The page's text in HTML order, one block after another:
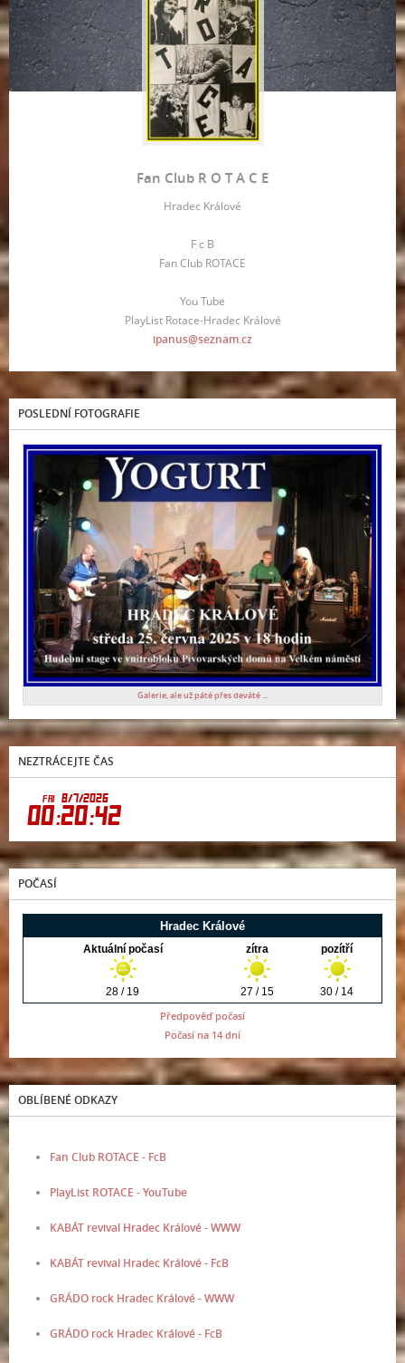
Fan Club R O T A C E
Hradec Králové
F c B
Fan Club ROTACE
You Tube
PlayList Rotace-Hradec Králové
ipanus@seznam.cz
POSLEDNÍ FOTOGRAFIE
Galerie, ale už páté přes deváté ...
NEZTRÁCEJTE ČAS
POČASÍ
Předpověď počasí
Počasí na 14 dní
OBLÍBENÉ ODKAZY
Fan Club ROTACE - FcB
PlayList ROTACE - YouTube
KABÁT revival Hradec Králové - WWW
KABÁT revival Hradec Králové - FcB
GRÁDO rock Hradec Králové - WWW
GRÁDO rock Hradec Králové - FcB